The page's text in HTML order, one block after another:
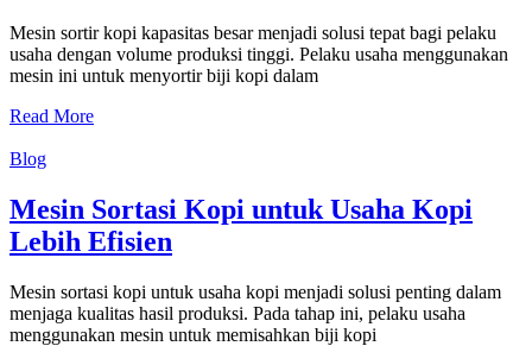
Mesin sortir kopi kapasitas besar menjadi solusi tepat bagi pelaku
usaha dengan volume produksi tinggi. Pelaku usaha menggunakan
mesin ini untuk menyortir biji kopi dalam
Read More
Blog
Mesin Sortasi Kopi untuk Usaha Kopi
Lebih Efisien
Mesin sortasi kopi untuk usaha kopi menjadi solusi penting dalam
menjaga kualitas hasil produksi. Pada tahap ini, pelaku usaha
menggunakan mesin untuk memisahkan biji kopi